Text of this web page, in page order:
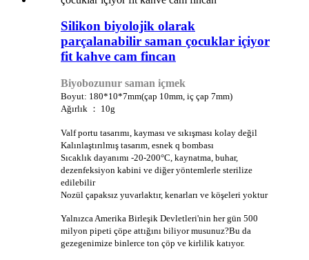
Silikon biyolojik olarak
parçalanabilir saman çocuklar içiyor
fit kahve cam fincan
Biyobozunur saman içmek
Boyut: 180*10*7mm(çap 10mm, iç çap 7mm)
Ağırlık ： 10g
Valf portu tasarımı, kayması ve sıkışması kolay değil
Kalınlaştırılmış tasarım, esnek q bombası
Sıcaklık dayanımı -20-200°C, kaynatma, buhar,
dezenfeksiyon kabini ve diğer yöntemlerle sterilize
edilebilir
Nozül çapaksız yuvarlaktır, kenarları ve köşeleri yoktur
Yalnızca Amerika Birleşik Devletleri'nin her gün 500
milyon pipeti çöpe attığını biliyor musunuz?Bu da
gezegenimize binlerce ton çöp ve kirlilik katıyor.